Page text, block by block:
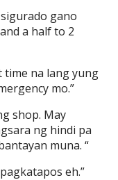
gano
a half to 2
time na lang yung
mo.”
shop. May
ng hindi pa
muna. “
eh.”